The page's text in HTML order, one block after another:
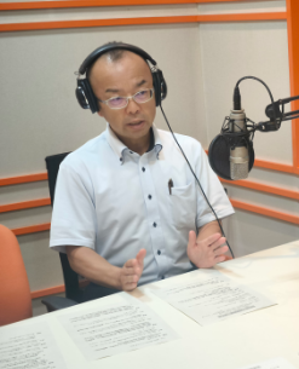
・仕事や趣味の新たな目標を立てる
また、六曜の「先勝」は一般的に
め、大切な予定を入れる場合は
あります。
なお、これらは古くから伝わる
昇や成果を保証するものではあり
フスタイルに合わせて、無理のな
でしょう。
起の良い日に買いたい」という気
人もいるという考え方です。
■2026年8月8日に旅行へ行くの
寅の日は、「千里行って千里帰る
行や出張にも縁起が良い日とされ
夏休み期間中ということもあり、
人にとっては、暦を意識するき
若井：めちゃくちゃ素敵だったね！
大森：プレイリストも公開され
しいね！
藤澤：楽しんでください！
若井：ありがとう！
た！ 私にとって初めての「ゼン
参加できて本当に良かったです
て、ずっと感動していました。
セラ」の時の花火は相性が良す
した。帰り道もプレイリストを聴
がその余韻でまたウルウルしてし
最高の演奏を、本当にありがとう
歳 女の子）
＊